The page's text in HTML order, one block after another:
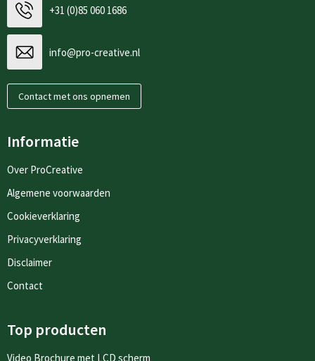
+31 (0)85 060 1686
info@pro-creative.nl
Contact met ons opnemen
Informatie
Over ProCreative
Algemene voorwaarden
Cookieverklaring
Privacyverklaring
Disclaimer
Contact
Top producten
Video Brochure met LCD scherm